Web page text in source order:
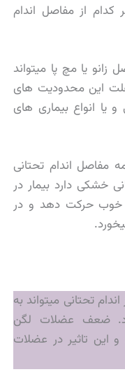
از مفاصل اندام
یا مچ پا میتواند
این محدودیت های
یا انواع بیماری های
اندام تحتانی
خشکی دارد بیمار در
خوب حرکت دهد و در
تحتانی میتواند به
ضعف عضلات لگن
و این تاثیر در عضلات